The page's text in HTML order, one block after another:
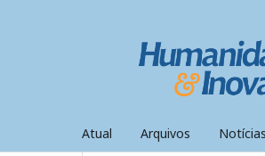
Atual Arquivos Notícias